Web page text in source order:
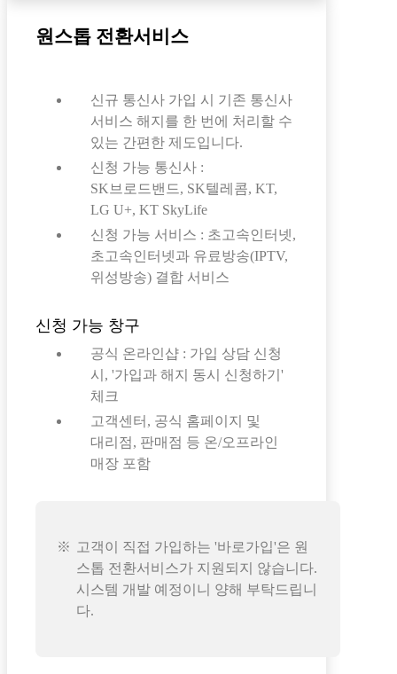
원스톱 전환서비스
신규 통신사 가입 시 기존 통신사
서비스 해지를 한 번에 처리할 수
있는 간편한 제도입니다.
신청 가능 통신사 :
SK브로드밴드, SK텔레콤, KT,
LG U+, KT SkyLife
신청 가능 서비스 : 초고속인터넷,
초고속인터넷과 유료방송(IPTV,
위성방송) 결합 서비스
신청 가능 창구
공식 온라인샵 : 가입 상담 신청
시, '가입과 해지 동시 신청하기'
체크
고객센터, 공식 홈페이지 및
대리점, 판매점 등 온/오프라인
매장 포함
고객이 직접 가입하는 '바로가입'은 원
스톱 전환서비스가 지원되지 않습니다.
시스템 개발 예정이니 양해 부탁드립니
다.